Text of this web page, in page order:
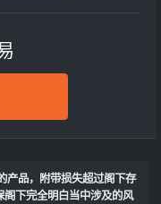
品，附带损失超过阁下存
下完全明白当中涉及的风